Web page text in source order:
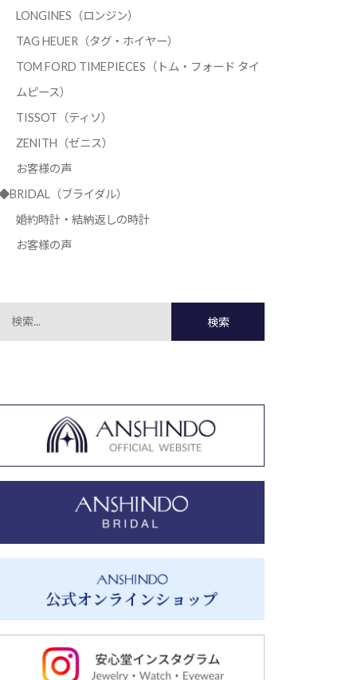
LONGINES（ロンジン）
TAG HEUER（タグ・ホイヤー）
TOM FORD TIMEPIECES（トム・フォード タイ
ムピース）
TISSOT（ティソ）
ZENITH（ゼニス）
お客様の声
（ブライダル）
婚約時計・結納返しの時計
お客様の声